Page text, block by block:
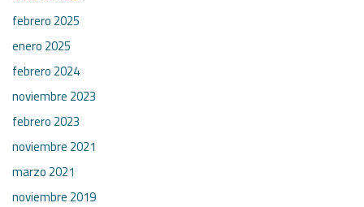
febrero 2025
enero 2025
febrero 2024
noviembre 2023
febrero 2023
noviembre 2021
marzo 2021
noviembre 2019